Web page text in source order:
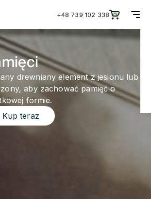
+48 739 102 338 0
drewniany element z jesionu lub
aby zachować pamięć o
formie.
Kup teraz